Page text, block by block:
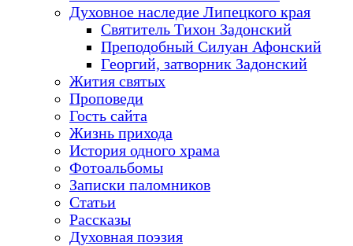
Духовное наследие Липецкого края
Святитель Тихон Задонский
Преподобный Силуан Афонский
Георгий, затворник Задонский
Жития святых
Проповеди
Гость сайта
Жизнь прихода
История одного храма
Фотоальбомы
Записки паломников
Статьи
Рассказы
Духовная поэзия